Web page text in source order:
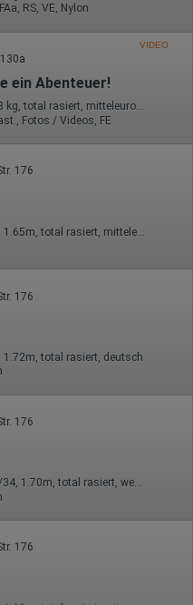
Dabei können aus den
wird Google gegebenenfalls
gesetzlich
diese Daten im Auftrag
der Nutzer wird von
der Europäischen Union
Abkommens über den
dies bedeutet, dass alle
Google in den USA
dem Browser des Nutzers
anderen Daten von Google
sind folgende:
ons
oder
er auf weitere Seiten des
Es wird verwendet, um
sammeln. Hotjar kann
Feedbackfunktionen, die
von Ihnen bereitgestellte
RS, VE, Nylon
VIDEO
ein Abenteuer!
85D, KF 40, 1.65m, 63 kg, total rasiert, mitteleuropäisch
Fotos / Videos, FE
176
176
1.72m, total rasiert, deutsch
176
28 Jahre, 70A, KF 32/34, 1.70m, total rasiert, westeuropäisch
176